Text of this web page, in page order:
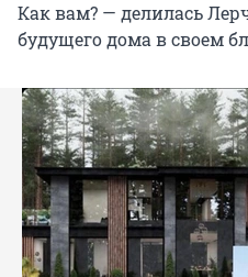
Как вам? — делилась
будущего дома в своем